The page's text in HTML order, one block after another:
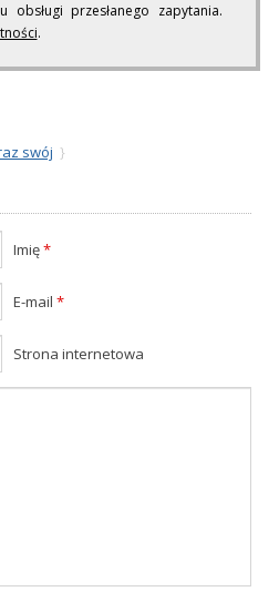
obsługi przesłanego zapytania.
.
swój }
Imię*
E-mail *
Strona internetowa